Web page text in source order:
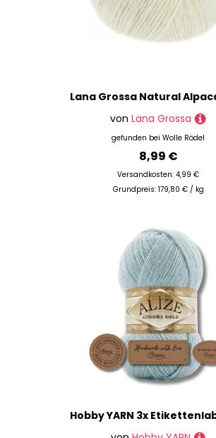
von Lana Grossa
gefunden bei Wolle Rödel
8,99 €
Versandkosten: 4,99 €
Grundpreis: 179,80 € / kg